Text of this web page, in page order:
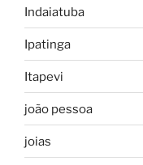
Indaiatuba
Ipatinga
Itapevi
joão pessoa
joias